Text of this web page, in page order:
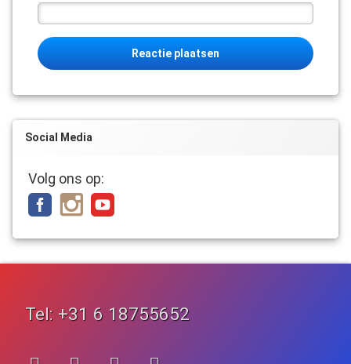
Social Media
Volg ons op:
Tel: +31 6 18755652